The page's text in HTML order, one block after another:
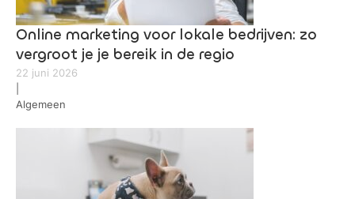
Online marketing voor lokale bedrijven: zo
vergroot je je bereik in de regio
22 juni 2026
Algemeen